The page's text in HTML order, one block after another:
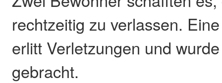
rechtzeitig zu verlassen.
erlitt Verletzungen und
gebracht.